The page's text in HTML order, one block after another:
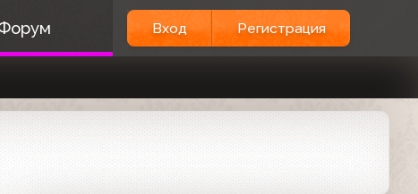
Вход Регистрация